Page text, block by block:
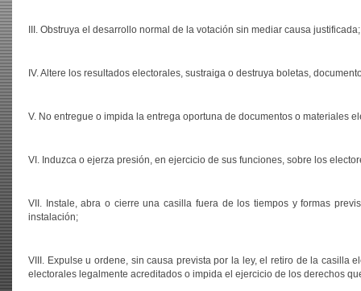
III. Obstruya el desarrollo normal de la votación sin mediar causa justificada;
IV. Altere los resultados electorales, sustraiga o destruya boletas,
V. No entregue o impida la entrega oportuna de documentos o materiales
VI. Induzca o ejerza presión, en ejercicio de sus funciones, sobre los
VII. Instale, abra o cierre una casilla fuera de los tiempos y formas
instalación;
VIII. Expulse u ordene, sin causa prevista por la ley, el retiro de la casilla
electorales legalmente acreditados o impida el ejercicio de los derechos